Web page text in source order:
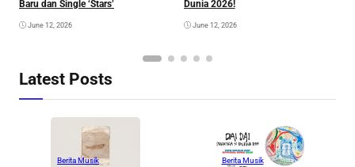
Baru dan Single ‘Stars’
June 12, 2026
Dunia 2026!
June 12, 2026
Latest Posts
Berita Musik Berita Musik